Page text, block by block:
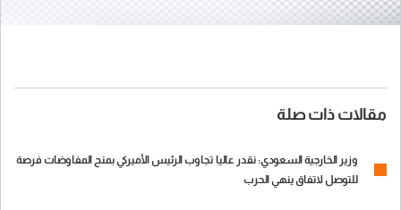
مقالات ذات صلة
وزير الخارجية السعودي: نقدر عاليا تجاوب الرئيس الأميركي بمنح المفاوضات فرصة
للتوصل لاتفاق ينهي الحرب